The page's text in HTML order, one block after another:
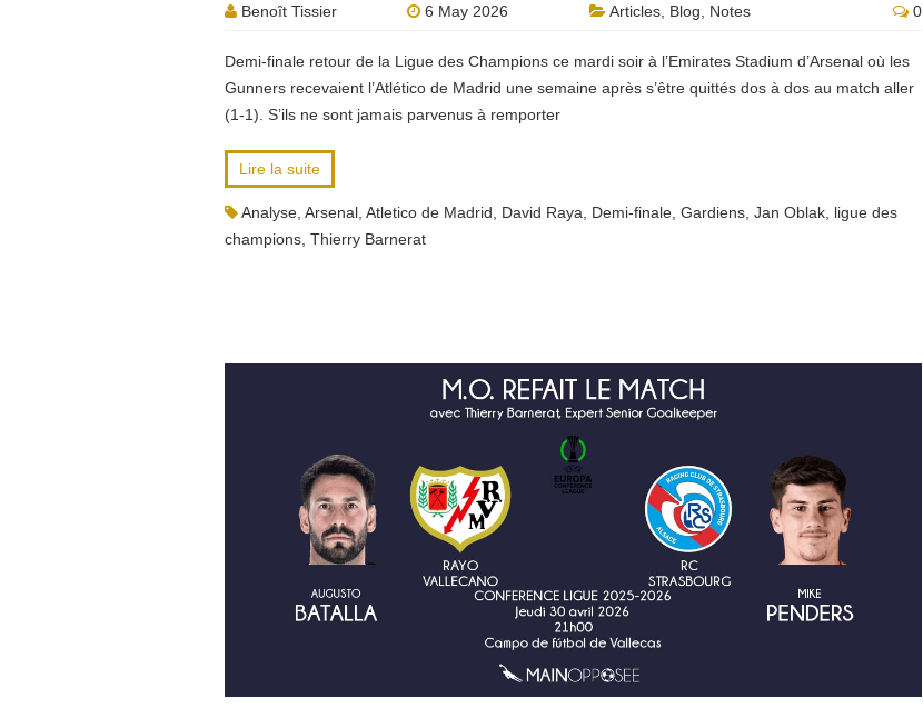
Benoît Tissier 6 May 2026 Articles Blog Notes 0
Demi-finale retour de la Ligue des Champions ce mardi soir à l’Emirates Stadium d’Arsenal où les
Gunners recevaient l’Atlético de Madrid une semaine après s’être quittés dos à dos au match aller
(1-1). S’ils ne sont jamais parvenus à remporter
Lire la suite
Analyse Arsenal Atletico de Madrid David Raya Demi-finale Gardiens Jan Oblak ligue des
champions Thierry Barnerat